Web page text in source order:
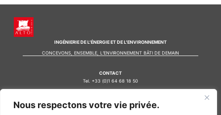
Nous respectons votre vie privée.
INGÉNIERIE DE L’ÉNERGIE ET DE L’ENVIRONNEMENT
CONCEVONS, ENSEMBLE, L’ENVIRONNEMENT BÂTI DE DEMAIN
CONTACT
Tel. +33 (0)1 64 68 18 50
L
n
I
s
F
c